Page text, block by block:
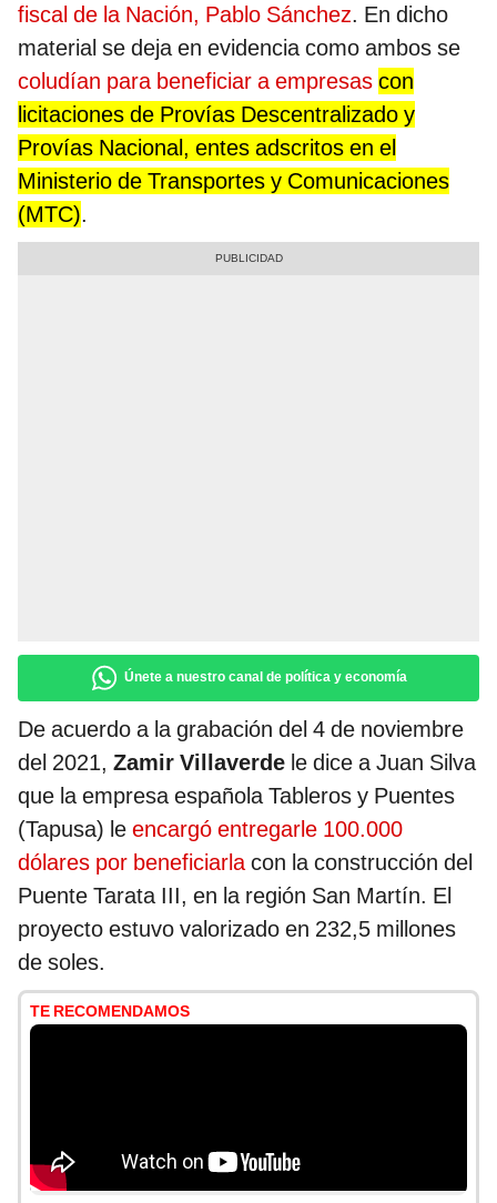
fiscal de la Nación, Pablo Sánchez. En dicho
material se deja en evidencia como ambos se
coludían para beneficiar a empresas con
licitaciones de Provías Descentralizado y
Provías Nacional, entes adscritos en el
Ministerio de Transportes y Comunicaciones
(MTC).
Únete a nuestro canal de política y economía
De acuerdo a la grabación del 4 de noviembre
del 2021, Zamir Villaverde le dice a Juan Silva
que la empresa española Tableros y Puentes
(Tapusa) le encargó entregarle 100.000
dólares por beneficiarlacon la construcción del
Puente Tarata III, en la región San Martín. El
proyecto estuvo valorizado en 232,5 millones
de soles.
TE RECOMENDAMOS